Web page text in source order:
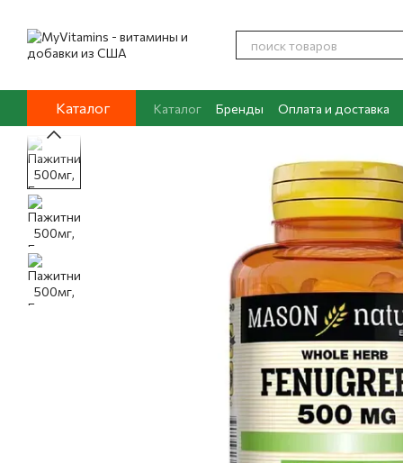
Каталог Каталог Бренды Оплата и доставка
Контакты
О нас Блог